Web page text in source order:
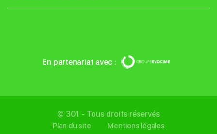
Financer sa formation
En partenariat avec :
© 301 - Tous droits réservés
Plan du site
Mentions légales